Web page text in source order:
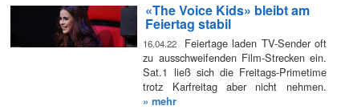
«The Voice Kids» bleibt am
Feiertag stabil
16.04.22
Feiertage laden TV-Sender oft
zu ausschweifenden Film-Strecken ein.
Sat.1 ließ sich die Freitags-Primetime
trotz Karfreitag aber nicht nehmen.
» mehr